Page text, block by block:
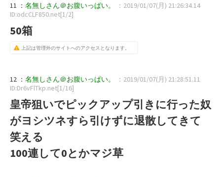
11 ： 名無しさん＠お腹いっぱい。
：2019/01/07(月) 21:26:34.14
ID:odcCLF850.net[1/2]
50箱
上記は管理外のサイトへのアクセスとなります。
12 ： 名無しさん＠お腹いっぱい。
：2019/01/07(月) 21:28:51.11
ID:Dr6vFlTkp.net[1/16]
皇帝狙いでピックアップ引きに行った奴
がヨシツネすら引けずに退散してきて
笑える
100連して0とかマジ草